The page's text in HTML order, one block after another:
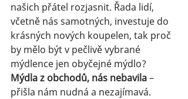
našich přátel rozjasnit. Řada lidí,
včetně nás samotných, investuje do
krásných nových koupelen, tak proč
by mělo být v pečlivě vybrané
mýdlence jen obyčejné mýdlo?
Mýdla z obchodů, nás nebavila –
přišla nám nudná a nezajímavá.